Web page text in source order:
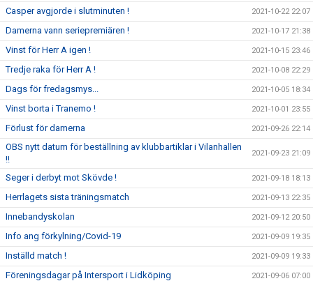
Casper avgjorde i slutminuten ! 2021-10-22 22:07
Damerna vann seriepremiären ! 2021-10-17 21:38
Vinst för Herr A igen ! 2021-10-15 23:46
Tredje raka för Herr A ! 2021-10-08 22:29
Dags för fredagsmys... 2021-10-05 18:34
Vinst borta i Tranemo ! 2021-10-01 23:55
Förlust för damerna 2021-09-26 22:14
OBS nytt datum för beställning av klubbartiklar i Vilanhallen
!!
2021-09-23 21:09
Seger i derbyt mot Skövde ! 2021-09-18 18:13
Herrlagets sista träningsmatch 2021-09-13 22:35
Innebandyskolan 2021-09-12 20:50
Info ang förkylning/Covid-19 2021-09-09 19:35
Inställd match ! 2021-09-09 19:33
Föreningsdagar på Intersport i Lidköping 2021-09-06 07:00